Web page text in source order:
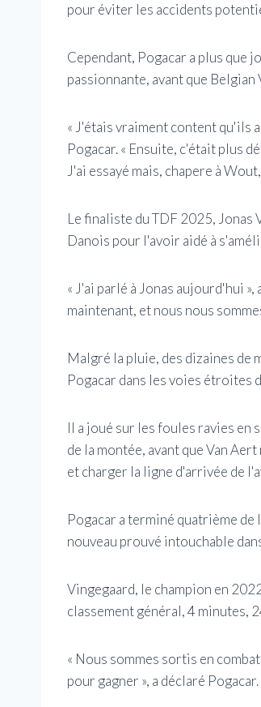
pour éviter les accidents
Cependant, Pogacar a plus que
passionnante, avant que
« J'étais vraiment content qu'ils
Pogacar. « Ensuite, c'était plus
J'ai essayé mais, chapere à
Le finaliste du TDF 2025, Jonas
Danois pour l'avoir aidé à
« J'ai parlé à Jonas aujourd'hui
maintenant, et nous nous
Malgré la pluie, des dizaines
Pogacar dans les voies
Il a joué sur les foules ravies en
de la montée, avant que Van
et charger la ligne d'arrivée de
Pogacar a terminé quatrième
nouveau prouvé intouchable
Vingegaard, le champion en
classement général, 4 minutes,
« Nous sommes sortis en
pour gagner », a déclaré